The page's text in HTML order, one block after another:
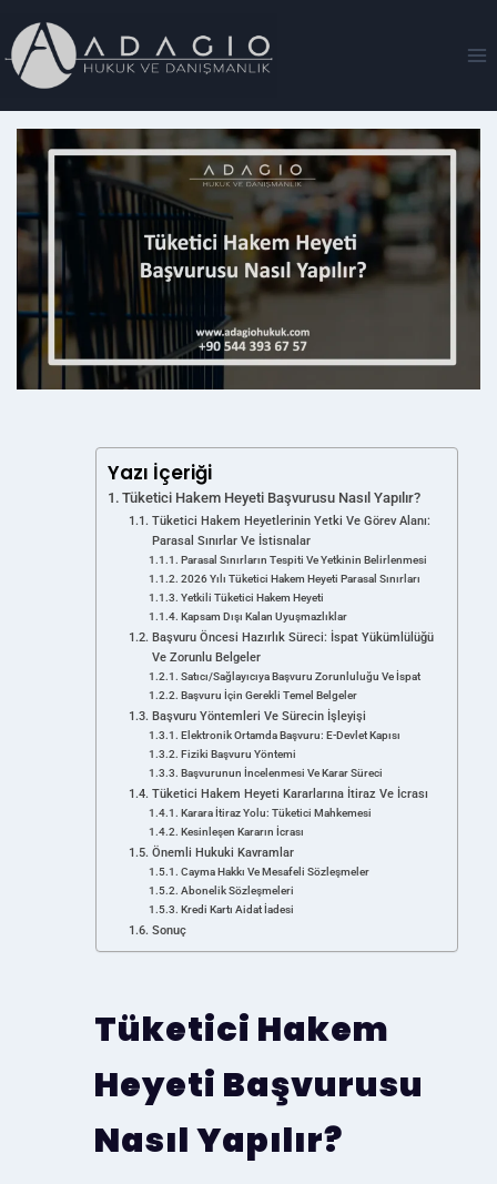
Yazı İçeriği
Tüketici Hakem Heyeti Başvurusu Nasıl Yapılır?
Tüketici Hakem Heyetlerinin Yetki Ve Görev Alanı:
Parasal Sınırlar Ve İstisnalar
Parasal Sınırların Tespiti Ve Yetkinin Belirlenmesi
2026 Yılı Tüketici Hakem Heyeti Parasal Sınırları
Yetkili Tüketici Hakem Heyeti
Kapsam Dışı Kalan Uyuşmazlıklar
Başvuru Öncesi Hazırlık Süreci: İspat Yükümlülüğü
Ve Zorunlu Belgeler
Satıcı/Sağlayıcıya Başvuru Zorunluluğu Ve İspat
Başvuru İçin Gerekli Temel Belgeler
Başvuru Yöntemleri Ve Sürecin İşleyişi
Elektronik Ortamda Başvuru: E-Devlet Kapısı
Fiziki Başvuru Yöntemi
Başvurunun İncelenmesi Ve Karar Süreci
Tüketici Hakem Heyeti Kararlarına İtiraz Ve İcrası
Karara İtiraz Yolu: Tüketici Mahkemesi
Kesinleşen Kararın İcrası
Önemli Hukuki Kavramlar
Cayma Hakkı Ve Mesafeli Sözleşmeler
Abonelik Sözleşmeleri
Kredi Kartı Aidat İadesi
Sonuç
Tüketici Hakem
Heyeti Başvurusu
Nasıl Yapılır?